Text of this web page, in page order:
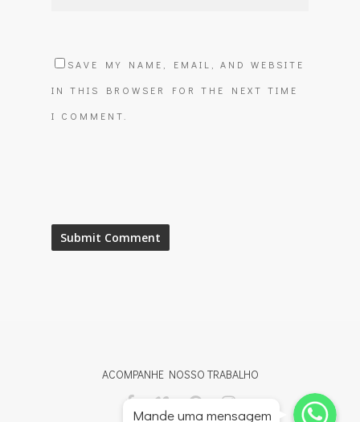
SAVE MY NAME, EMAIL, AND WEBSITE
IN THIS BROWSER FOR THE NEXT TIME
I COMMENT.
ACOMPANHE NOSSO TRABALHO
Whatsapp
Whatsapp
Whatsapp
Mande uma mensagem